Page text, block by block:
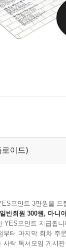
로이드)
포인트 3만원을 드
일반회원 300원, 마니
YES포인트 지급됩니
부터 마지막 회차 주
락 독서모임 게시